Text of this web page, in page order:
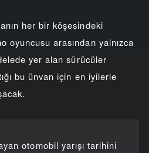
her bir köşesindeki
oyuncusu arasından yalnızca
yer alan sürücüler
bu ünvan için en iyilerle
otomobil yarışı tarihini